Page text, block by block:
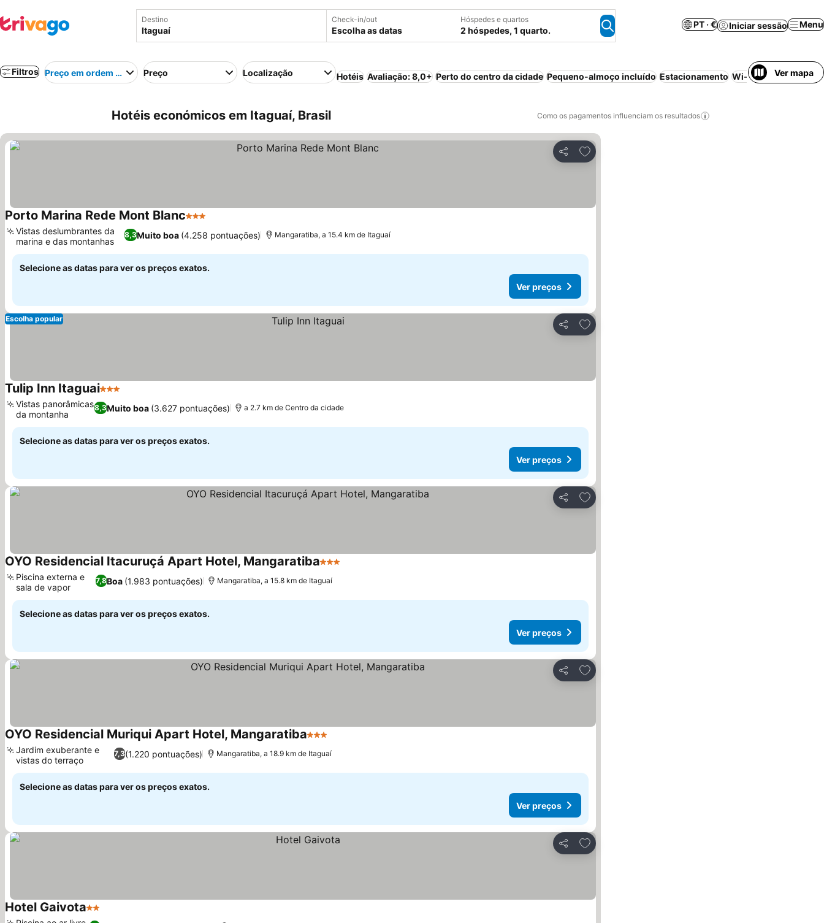
Destino Check-in/out
Escolha as datas
Hóspedes e quartos
2 hóspedes, 1 quarto.
PT · € Iniciar sessão Menu
Filtros Preço em ordem crescentePreço Localização Hotéis Avaliação: 8,0+ Perto do centro da cidade Pequeno-almoço incluído Estacionamento Wi-fi Meia-pensão
Ver mapa
Hotéis económicos em Itaguaí, Brasil Como os pagamentos influenciam os resultados
Partilhar
Adicionar aos favoritos
Porto Marina Rede Mont Blanc3 Estrelas
8,3Muito boa (4.258 pontuações)
Vistas deslumbrantes da
marina e das montanhas
Mangaratiba, a 15.4 km de Itaguaí
Selecione as datas para ver os preços exatos.
Ver preços
Partilhar
Adicionar aos favoritos
Escolha popular
Tulip Inn Itaguai3 Estrelas
8,3Muito boa (3.627 pontuações)
Vistas panorâmicas
da montanha
a 2.7 km de Centro da cidade
Selecione as datas para ver os preços exatos.
Ver preços
Partilhar
Adicionar aos favoritos
OYO Residencial Itacuruçá Apart Hotel, Mangaratiba3 Estrelas
7,8Boa (1.983 pontuações)
Piscina externa e
sala de vapor
Mangaratiba, a 15.8 km de Itaguaí
Selecione as datas para ver os preços exatos.
Ver preços
Partilhar
Adicionar aos favoritos
OYO Residencial Muriqui Apart Hotel, Mangaratiba3 Estrelas
7,3(1.220 pontuações)
Jardim exuberante e
vistas do terraço
Mangaratiba, a 18.9 km de Itaguaí
Selecione as datas para ver os preços exatos.
Ver preços
Partilhar
Adicionar aos favoritos
Hotel Gaivota2 Estrelas